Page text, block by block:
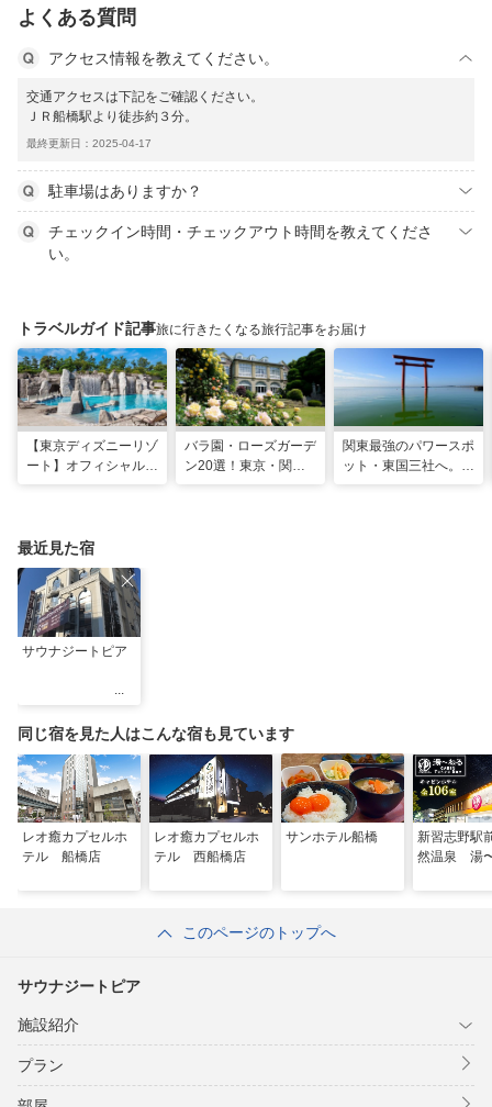
よくある質問
アクセス情報を教えてください。
交通アクセスは下記をご確認ください。
ＪＲ船橋駅より徒歩約３分。
最終更新日：2025-04-17
駐車場はありますか？
チェックイン時間・チェックアウト時間を教えてくださ
い。
トラベルガイド記事旅に行きたくなる旅行記事をお届け
【東京ディズニーリゾ
ート】オフィシャル・
バラ園・ローズガーデ
ン20選！東京・関東
関東最強のパワースポ
ット・東国三社へ。初
最近見た宿
サウナジートピア
同じ宿を見た人はこんな宿も見ています
レオ癒カプセルホ
テル 船橋店
レオ癒カプセルホ
テル 西船橋店
サンホテル船橋
新習志野
然温泉 湯
このページのトップへ
サウナジートピア
施設紹介
プラン